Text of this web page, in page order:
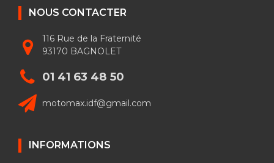
NOUS CONTACTER
116 Rue de la Fraternité
93170 BAGNOLET
01 41 63 48 50
motomax.idf@gmail.com
INFORMATIONS